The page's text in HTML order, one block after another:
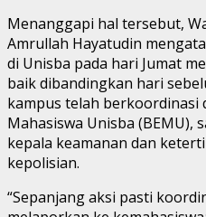
Menanggapi hal tersebut,
Amrullah Hayatudin
di Unisba pada hari Jumat
baik dibandingkan hari
kampus telah berkoordinasi
Mahasiswa Unisba (BEMU),
kepala keamanan dan
kepolisian.
“Sepanjang aksi pasti